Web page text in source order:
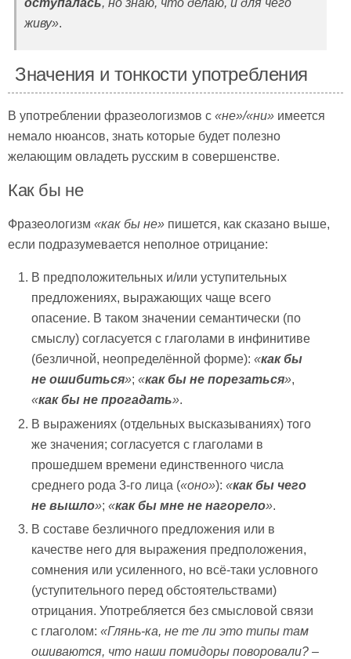
оступалась, но знаю, что делаю, и для чего
живу».
Значения и тонкости употребления
В употреблении фразеологизмов с «не»/«ни» имеется
немало нюансов, знать которые будет полезно
желающим овладеть русским в совершенстве.
Как бы не
Фразеологизм «как бы не» пишется, как сказано выше,
если подразумевается неполное отрицание:
В предположительных и/или уступительных
предложениях, выражающих чаще всего
опасение. В таком значении семантически (по
смыслу) согласуется с глаголами в инфинитиве
(безличной, неопределённой форме):«как бы
не ошибиться»;«как бы не порезаться»,
«как бы не прогадать».
В выражениях (отдельных высказываниях) того
же значения; согласуется с глаголами в
прошедшем времени единственного числа
среднего рода 3-го лица («оно»):«как бы чего
не вышло»;«как бы мне не нагорело».
В составе безличного предложения или в
качестве него для выражения предположения,
сомнения или усиленного, но всё-таки условного
(уступительного перед обстоятельствами)
отрицания. Употребляется без смысловой связи
с глаголом:«Глянь-ка, не те ли это типы там
ошиваются, что наши помидоры поворовали? –